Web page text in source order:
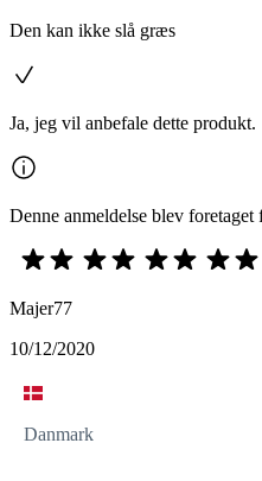
Den kan ikke slå græs
Ja, jeg vil anbefale dette produkt.
Denne anmeldelse blev
Majer77
10/12/2020
Danmark